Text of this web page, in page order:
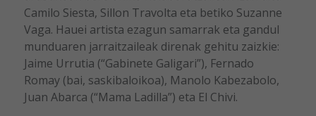
Camilo Siesta, Sillon Travolta eta betiko Suzanne
Vaga. Hauei artista ezagun samarrak eta gandul
munduaren jarraitzaileak direnak gehitu zaizkie:
Jaime Urrutia (“Gabinete Galigari”), Fernado
Romay (bai, saskibaloikoa), Manolo Kabezabolo,
Juan Abarca (“Mama Ladilla”) eta El Chivi.